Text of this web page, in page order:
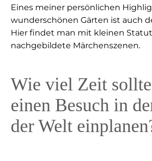
Eines meiner persönlichen
wunderschönen Gärten ist auch
Hier findet man mit kleinen
nachgebildete Märchenszenen.
Wie viel Zeit
einen Besuch in
der Welt